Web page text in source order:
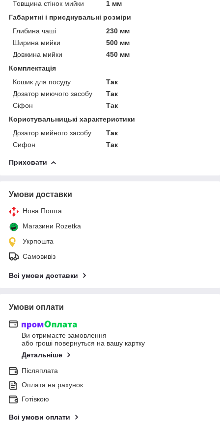
Товщина стінок мийки
1 мм
Габаритні і приєднувальні розміри
Глибина чаші
230 мм
Ширина мийки
500 мм
Довжина мийки
450 мм
Комплектація
Кошик для посуду
Так
Дозатор миючого засобу
Так
Сіфон
Так
Користувальницькі характеристики
Дозатор мийного засобу
Так
Сифон
Так
Приховати
Умови доставки
Нова Пошта
Магазини Rozetka
Укрпошта
Самовивіз
Всі умови доставки
Умови оплати
Ви отримаєте замовлення
або гроші повернуться на вашу картку
Детальніше
Післяплата
Оплата на рахунок
Готівкою
Всі умови оплати